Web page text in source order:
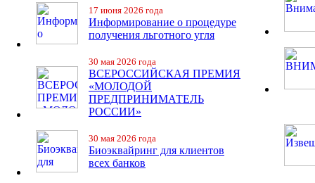
17 июня 2026 года
Информирование о процедуре
получения льготного угля
30 мая 2026 года
ВСЕРОССИЙСКАЯ ПРЕМИЯ
«МОЛОДОЙ
ПРЕДПРИНИМАТЕЛЬ
РОССИИ»
30 мая 2026 года
Биоэквайринг для клиентов
всех банков